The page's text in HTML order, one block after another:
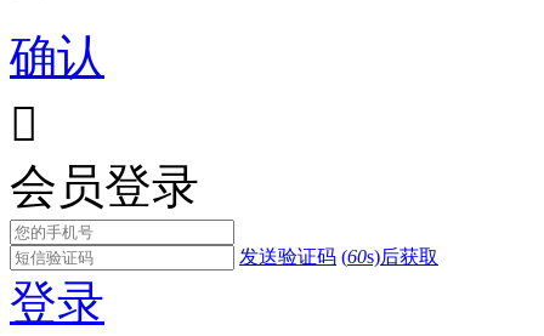
确认

会员登录
发送验证码 (60s)后获取
登录